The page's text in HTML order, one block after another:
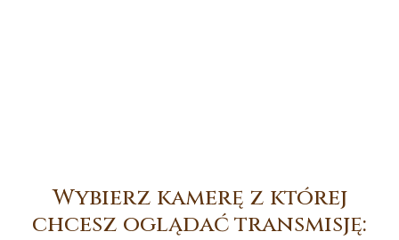
Wybierz kamerę z której
chcesz oglądać transmisję: